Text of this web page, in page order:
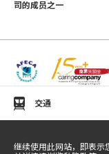
继续使用此网站，即表
交通
談到這次演唱會，
司的成员之一